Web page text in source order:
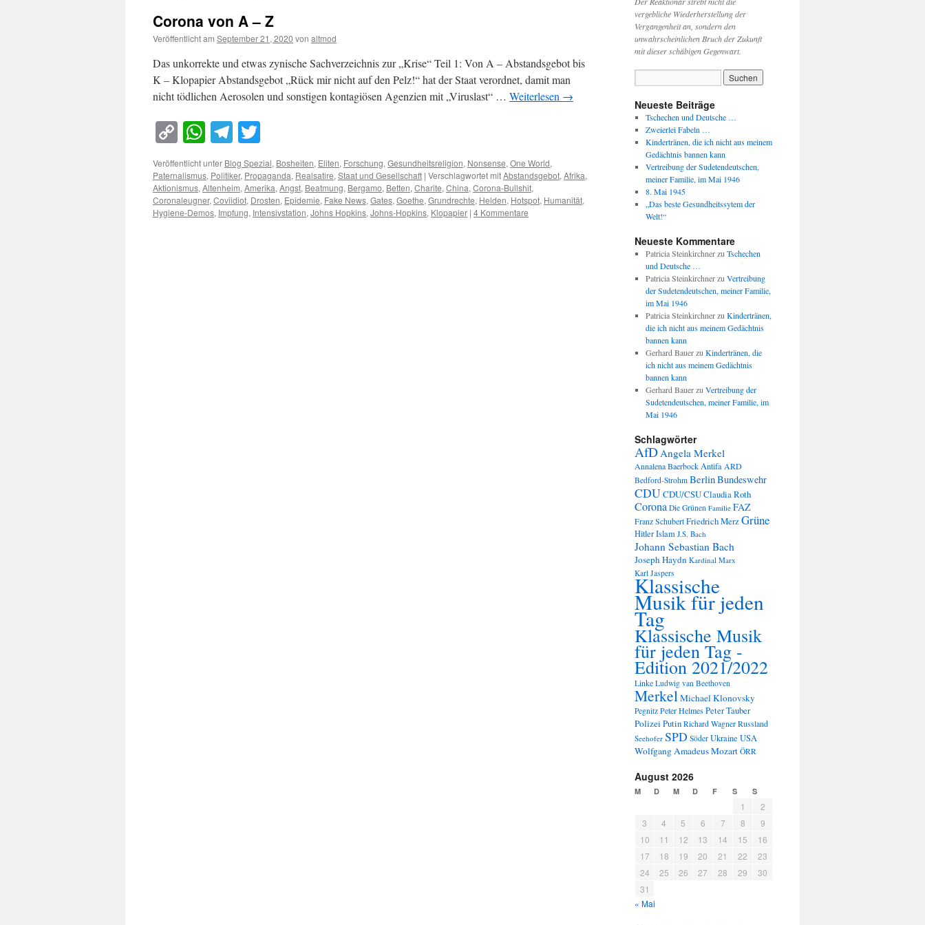
Corona von A – Z
Veröffentlicht am September 21, 2020 von altmod
Das unkorrekte und etwas zynische Sachverzeichnis zur „Krise“ Teil 1: Von A – Abstandsgebot bis
K – Klopapier Abstandsgebot „Rück mir nicht auf den Pelz!“ hat der Staat verordnet, damit man
nicht tödlichen Aerosolen und sonstigen kontagiösen Agenzien mit „Viruslast“ … Weiterlesen →
Copy
Link
WhatsApp
Telegram
Veröffentlicht unter Blog Spezial, Bosheiten, Eliten, Forschung,Gesundheitsreligion, Nonsense,One World,
Paternalismus, Politiker, Propaganda, Realsatire,Staat und Gesellschaft | Verschlagwortet mitAbstandsgebot,Afrika,
Aktionismus,Altenheim,Amerika,Angst, Beatmung, Bergamo, Betten,Charite,China,Corona-Bullshit,
Coronaleugner,Coviidiot, Drosten, Epidemie, Fake News,Gates,Goethe,Grundrechte, Helden, Hotspot, Humanität,
Hygiene-Demos, Impfung, Intensivstation,Johns Hopkins,Johns-Hopkins, Klopapier | 4 Kommentare
vergebliche Wiederherstellung der
Vergangenheit an, sondern den
unwahrscheinlichen Bruch der Zukunft
mit dieser schäbigen Gegenwart.
Neueste Beiträge
Tschechen und Deutsche …
Zweierlei Fabeln …
Kindertränen, die ich nicht aus meinem
Gedächtnis bannen kann
Vertreibung der Sudetendeutschen,
meiner Familie, im Mai 1946
8. Mai 1945
„Das beste Gesundheitssytem der
Welt!“
Neueste Kommentare
Patricia Steinkirchnerzu Tschechen
und Deutsche …
Patricia Steinkirchnerzu Vertreibung
der Sudetendeutschen, meiner Familie,
im Mai 1946
Patricia Steinkirchnerzu Kindertränen,
die ich nicht aus meinem Gedächtnis
bannen kann
Gerhard Bauerzu Kindertränen, die
ich nicht aus meinem Gedächtnis
bannen kann
Gerhard Bauerzu Vertreibung der
Sudetendeutschen, meiner Familie, im
Mai 1946
Schlagwörter
AfDAngela Merkel
Annalena BaerbockAntifa ARD
Bedford-Strohm BerlinBundeswehr
CDUCDU/CSUClaudia Roth
Corona Die Grünen Familie FAZ
Franz SchubertFriedrich MerzGrüne
HitlerIslam J.S. Bach
Johann Sebastian Bach
Joseph Haydn Kardinal Marx
Karl Jaspers
Klassische
Musik für jeden
Tag
Klassische Musik
für jeden Tag -
Edition 2021/2022
Linke Ludwig van Beethoven
MerkelMichael Klonovsky
Pegnitz Peter HelmesPeter Tauber
PolizeiPutin Richard Wagner Russland
Seehofer SPD Söder Ukraine USA
Wolfgang Amadeus Mozart ÖRR
August 2026
M D M D F S S
1
2
3
4 5 6 7 8
9
10
11 12 13 14 15
16
17
18 19 20 21 22
23
24
25 26 27 28 29
30
31
« Mai